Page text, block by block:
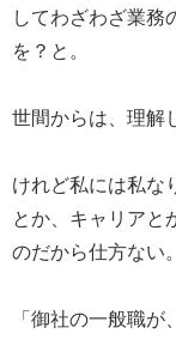
してわざわざ業務
を？と。
世間からは、理解
けれど私には私な
とか、キャリアと
のだから仕方ない。
「御社の一般職が